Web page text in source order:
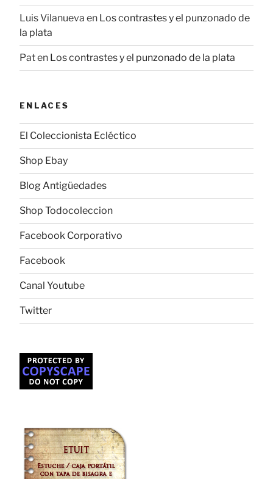
Luis Vilanueva en Los contrastes y el punzonado de
la plata
Paten Los contrastes y el punzonado de la plata
ENLACES
El Coleccionista Ecléctico
Shop Ebay
Blog Antigüedades
Shop Todocoleccion
Facebook Corporativo
Facebook
Canal Youtube
Twitter